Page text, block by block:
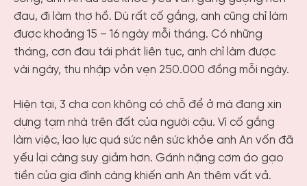
đau, đi làm thợ hồ. Dù rất cố gắng, anh cũng chỉ làm
được khoảng 15 – 16 ngày mỗi tháng. Có những
tháng, cơn đau tái phát liên tục, anh chỉ làm được
vài ngày, thu nhập vỏn vẹn 250.000 đồng mỗi ngày.
Hiện tại, 3 cha con không có chỗ để ở mà đang xin
dựng tạm nhà trên đất của người cậu. Vì cố gắng
làm việc, lao lực quá sức nên sức khỏe anh An vốn đã
yếu lại càng suy giảm hơn. Gánh nặng cơm áo gạo
tiền của gia đình càng khiến anh An thêm vất vả.